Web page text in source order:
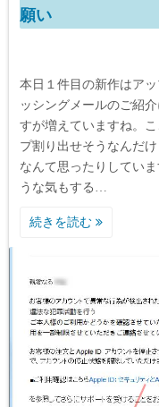
願い
本日１件目の新作はア
ッシングメールのご紹
すが増えていますね。
プ割り出せそうなんだ
なんて思ったりしてい
うな気もする…
続きを読む